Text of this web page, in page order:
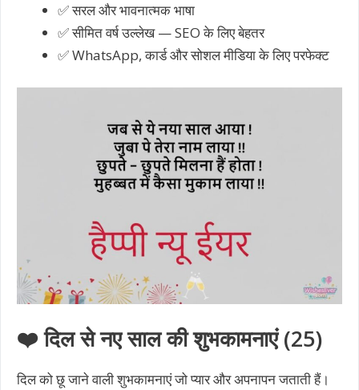
✅ सरल और भावनात्मक भाषा
✅ सीमित वर्ष उल्लेख — SEO के लिए बेहतर
✅ WhatsApp, कार्ड और सोशल मीडिया के लिए परफेक्ट
❤️ दिल से नए साल की शुभकामनाएं (25)
दिल को छू जाने वाली शुभकामनाएं जो प्यार और अपनापन जताती हैं।